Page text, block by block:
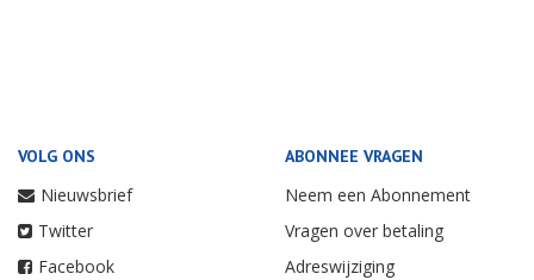
VOLG ONS
Nieuwsbrief
Twitter
Facebook
ABONNEE VRAGEN
Neem een Abonnement
Vragen over betaling
Adreswijziging